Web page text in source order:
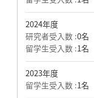
2024年度
研究者受入数 :0名
留学生受入数 :1名
2023年度
留学生受入数 :1名